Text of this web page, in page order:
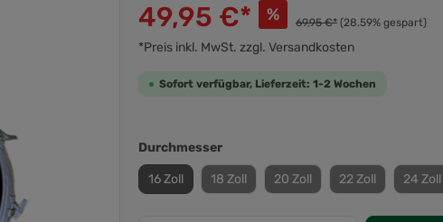
49,95 €* % 69,95 €* (28.59% gespart)
*Preis inkl. MwSt. zzgl. Versandkosten
Sofort verfügbar, Lieferzeit: 1-2 Wochen
Durchmesser
16 Zoll 18 Zoll 20 Zoll 22 Zoll 24 Zoll